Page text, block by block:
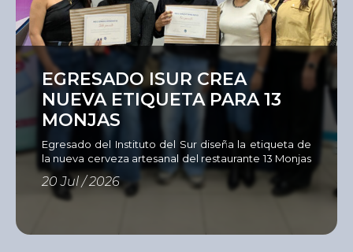
EGRESADO ISUR CREA
NUEVA ETIQUETA PARA 13
MONJAS
Egresado del Instituto del Sur diseña la etiqueta de
la nueva cerveza artesanal del restaurante 13 Monjas
Como parte de su compromiso con una formación
estrechamente vinculada al entorno profesional, la
Unidad Académica de Diseño del Instituto del Sur,
20 Jul / 2026
Ver